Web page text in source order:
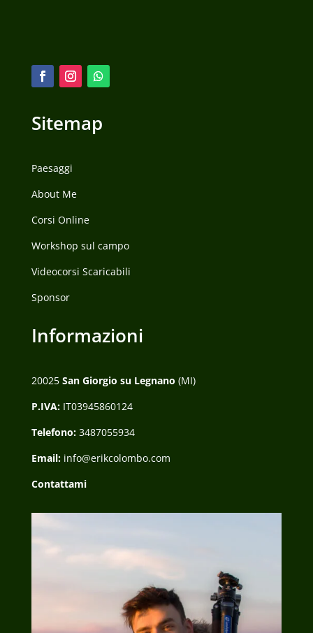
Sitemap
Paesaggi
About Me
Corsi Online
Workshop sul campo
Videocorsi Scaricabili
Sponsor
Informazioni
20025 San Giorgio su Legnano (MI)
P.IVA: IT03945860124
Telefono:3487055934
Email:info@erikcolombo.com
Contattami